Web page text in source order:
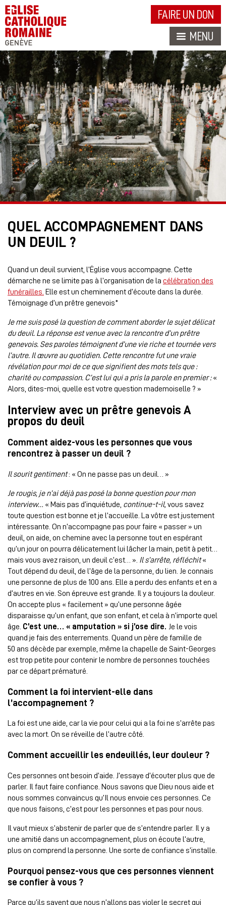
FAIRE UN DON
MENU
QUEL ACCOMPAGNEMENT DANS
UN DEUIL ?
Quand un deuil survient, l’Église vous accompagne. Cette
démarche ne se limite pas à l’organisation de la célébration des
funérailles. Elle est un cheminement d’écoute dans la durée.
Témoignage d’un prêtre genevois*
Je me suis posé la question de comment aborder le sujet délicat
du deuil. La réponse est venue avec la rencontre d’un prêtre
genevois. Ses paroles témoignent d’une vie riche et tournée vers
l’autre. Il œuvre au quotidien. Cette rencontre fut une vraie
révélation pour moi de ce que signifient des mots tels que :
charité ou compassion. C’est lui qui a pris la parole en premier :«
Alors, dites-moi, quelle est votre question mademoiselle ? »
Interview avec un prêtre genevois A
propos du deuil
Comment aidez-vous les personnes que vous
rencontrez à passer un deuil ?
Il sourit gentiment: « On ne passe pas un deuil… »
Je rougis, je n’ai déjà pas posé la bonne question pour mon
interview… « Mais pas d’inquiétude, continue-t-il,vous savez
toute question est bonne et je l’accueille. La vôtre est justement
intéressante. On n’accompagne pas pour faire « passer » un
deuil, on aide, on chemine avec la personne tout en espérant
qu’un jour on pourra délicatement lui lâcher la main, petit à petit…
mais vous avez raison, un deuil c’est… ». Il s’arrête, réfléchit«
Tout dépend du deuil, de l’âge de la personne, du lien. Je connais
une personne de plus de 100 ans. Elle a perdu des enfants et en a
d’autres en vie. Son épreuve est grande. Il y a toujours la douleur.
On accepte plus « facilement » qu’une personne âgée
disparaisse qu’un enfant, que son enfant, et cela à n’importe quel
âge. C’est une… « amputation » si j’ose dire. Je le vois
quand je fais des enterrements. Quand un père de famille de
50 ans décède par exemple, même la chapelle de Saint-Georges
est trop petite pour contenir le nombre de personnes touchées
par ce départ prématuré.
Comment la foi intervient-elle dans
l’accompagnement ?
La foi est une aide, car la vie pour celui qui a la foi ne s’arrête pas
avec la mort. On se réveille de l’autre côté.
Comment accueillir les endeuillés, leur douleur ?
Ces personnes ont besoin d’aide. J’essaye d’écouter plus que de
parler. Il faut faire confiance. Nous savons que Dieu nous aide et
nous sommes convaincus qu’Il nous envoie ces personnes. Ce
que nous faisons, c’est pour les personnes et pas pour nous.
Il vaut mieux s’abstenir de parler que de s’entendre parler. Il y a
une amitié dans un accompagnement, plus on écoute l’autre,
plus on comprend la personne. Une sorte de confiance s’installe.
Pourquoi pensez-vous que ces personnes viennent
se confier à vous ?
Parce qu’ils savent que nous n’allons pas violer le secret qui